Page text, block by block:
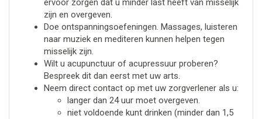
ervoor zorgen dat u minder last heeft van misselijk
zijn en overgeven.
Doe ontspanningsoefeningen. Massages, luisteren
naar muziek en mediteren kunnen helpen tegen
misselijk zijn.
Wilt u acupunctuur of acupressuur proberen?
Bespreek dit dan eerst met uw arts.
Neem direct contact op met uw zorgverlener als u:
langer dan 24 uur moet overgeven.
niet voldoende kunt drinken (minder dan 1,5